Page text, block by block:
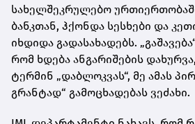
სახელშეკრულებო
ბანკთან, ჰქონდა სესხები და
იხდიდა გადასახადებს.
რომ ხდება ანგარიშების
ტერმინ „დაბლოკვას“, მე ამას
გრანტად“ გამოცხადებას ვეძახი.